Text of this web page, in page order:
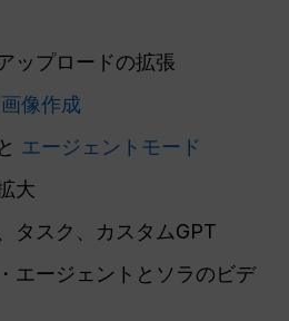
ップロードの拡張
画像作成
エージェントモード
大
タスク、カスタムGPT
エージェントとソラのビデ